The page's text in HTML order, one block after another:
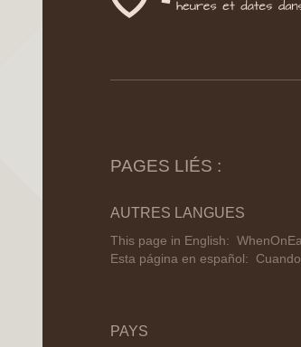
PAGES LIÉS :
AUTRES LANGUES
This page in English:
Esta página en español:
PAYS